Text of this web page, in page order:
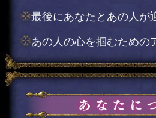
最後にあなたとあの人が
あの人の心を掴むための